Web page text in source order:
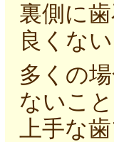
裏側に
良くな
多くの
ないこ
上手な